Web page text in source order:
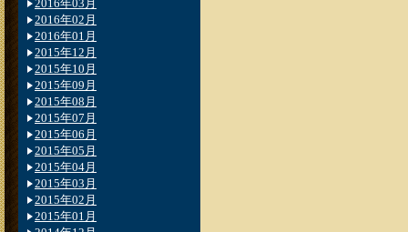
2016年03月
2016年02月
2016年01月
2015年12月
2015年10月
2015年09月
2015年08月
2015年07月
2015年06月
2015年05月
2015年04月
2015年03月
2015年02月
2015年01月